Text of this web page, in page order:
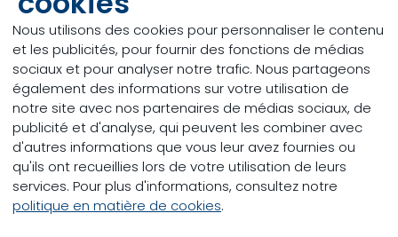
Nous utilisons des cookies pour personnaliser le contenu
et les publicités, pour fournir des fonctions de médias
sociaux et pour analyser notre trafic. Nous partageons
également des informations sur votre utilisation de
notre site avec nos partenaires de médias sociaux, de
publicité et d'analyse, qui peuvent les combiner avec
d'autres informations que vous leur avez fournies ou
qu'ils ont recueillies lors de votre utilisation de leurs
services. Pour plus d'informations, consultez notre
politique en matière de cookies.
dans la digestion des ruminants prend en
considération différentes fractions et vitesse de
dégradation des fourrages afin d’en améliorer
l’efficacité alimentaire. Ceci nous permet de nourrir
les bactéries du rumen et la vache elle-même, et
donc de l’alimenter encore plus précisément et
surtout, en fonction de ses besoins. La force de
notre système de formulation est de vous fournir la
ration la plus économique et adaptée en lien avec
vos objectifs, vos besoins et ceux de votre
troupeau. Plusieurs paramètres sont pris en compte